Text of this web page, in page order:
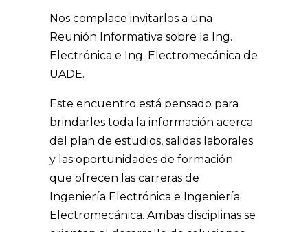
Nos complace invitarlos a una
Reunión Informativa sobre la Ing.
Electrónica e Ing. Electromecánica de
UADE.
Este encuentro está pensado para
brindarles toda la información acerca
del plan de estudios, salidas laborales
y las oportunidades de formación
que ofrecen las carreras de
Ingeniería Electrónica e Ingeniería
Electromecánica. Ambas disciplinas se